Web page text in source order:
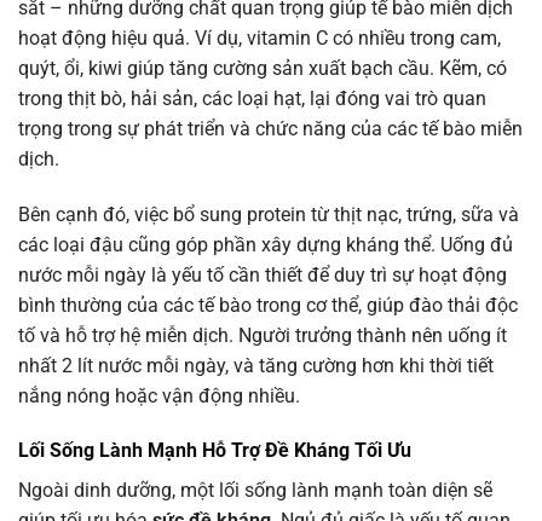
sắt – những dưỡng chất quan trọng giúp tế bào miễn dịch
hoạt động hiệu quả. Ví dụ, vitamin C có nhiều trong cam,
quýt, ổi, kiwi giúp tăng cường sản xuất bạch cầu. Kẽm, có
trong thịt bò, hải sản, các loại hạt, lại đóng vai trò quan
trọng trong sự phát triển và chức năng của các tế bào miễn
dịch.
Bên cạnh đó, việc bổ sung protein từ thịt nạc, trứng, sữa và
các loại đậu cũng góp phần xây dựng kháng thể. Uống đủ
nước mỗi ngày là yếu tố cần thiết để duy trì sự hoạt động
bình thường của các tế bào trong cơ thể, giúp đào thải độc
tố và hỗ trợ hệ miễn dịch. Người trưởng thành nên uống ít
nhất 2 lít nước mỗi ngày, và tăng cường hơn khi thời tiết
nắng nóng hoặc vận động nhiều.
Lối Sống Lành Mạnh Hỗ Trợ Đề Kháng Tối Ưu
Ngoài dinh dưỡng, một lối sống lành mạnh toàn diện sẽ